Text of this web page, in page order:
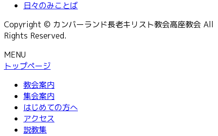
日々のみことば
Copyright © カンバーランド長老キリスト教会高座教会 All
Rights Reserved.
MENU
トップページ
教会案内
集会案内
はじめての方へ
アクセス
説教集